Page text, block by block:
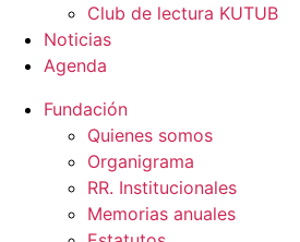
Club de lectura KUTUB
Noticias
Agenda
Fundación
Quienes somos
Organigrama
RR. Institucionales
Memorias anuales